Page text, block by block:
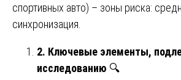
спортивных авто) – зоны риска:
синхронизация.
2. Ключевые элементы,
исследованию 🔍